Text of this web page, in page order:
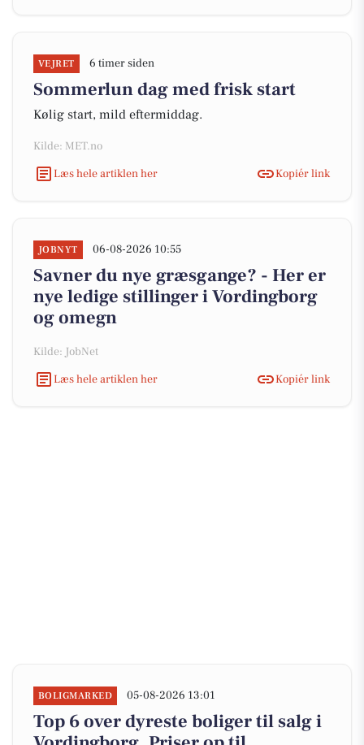
VEJRET 6 timer siden
Sommerlun dag med frisk start
Kølig start, mild eftermiddag.
Kilde: MET.no
Læs hele artiklen her
Kopiér link
JOBNYT 06-08-2026 10:55
Savner du nye græsgange? - Her er
nye ledige stillinger i Vordingborg
og omegn
Kilde: JobNet
Læs hele artiklen her
Kopiér link
BOLIGMARKED 05-08-2026 13:01
Top 6 over dyreste boliger til salg i